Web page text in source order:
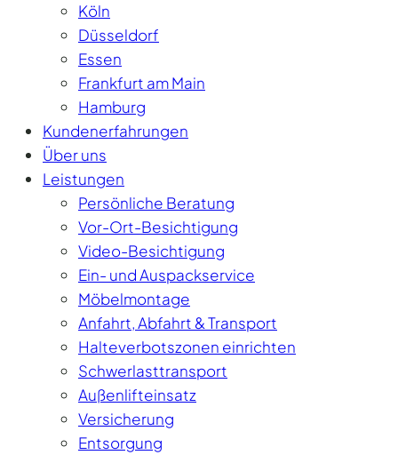
Köln
Düsseldorf
Essen
Frankfurt am Main
Hamburg
Kundenerfahrungen
Über uns
Leistungen
Persönliche Beratung
Vor-Ort-Besichtigung
Video-Besichtigung
Ein- und Auspackservice
Möbelmontage
Anfahrt, Abfahrt & Transport
Halteverbotszonen einrichten
Schwerlasttransport
Außenlifteinsatz
Versicherung
Entsorgung